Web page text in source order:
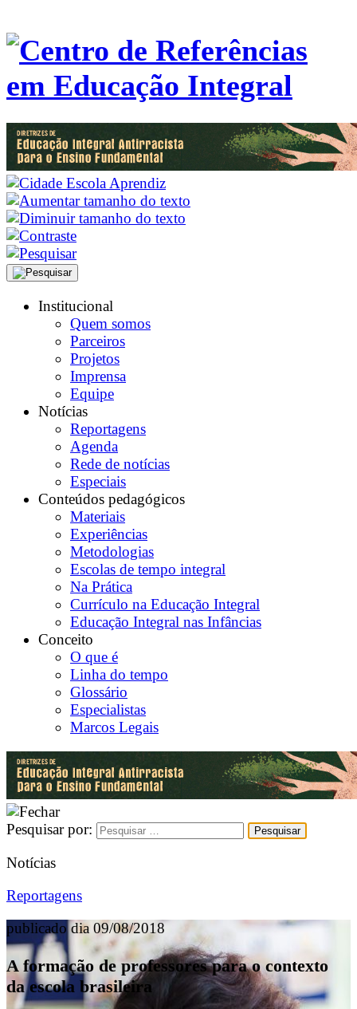
Institucional
Quem somos
Parceiros
Projetos
Imprensa
Equipe
Notícias
Reportagens
Agenda
Rede de notícias
Especiais
Conteúdos pedagógicos
Materiais
Experiências
Metodologias
Escolas de tempo integral
Na Prática
Currículo na Educação Integral
Educação Integral nas Infâncias
Conceito
O que é
Linha do tempo
Glossário
Especialistas
Marcos Legais
Pesquisar por:
Notícias
Reportagens
publicado dia 09/08/2018
A formação de professores para o contexto
da escola brasileira